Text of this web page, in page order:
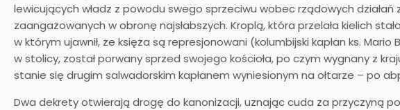
lewicujących władz z powodu swego sprzeciwu wobec rządowych działań
zaangażowanych w obronę najsłabszych. Kroplą, która przelała kielich
w którym ujawnił, że księża są represjonowani (kolumbijski kapłan ks. Mario
w stolicy, został porwany sprzed swojego kościoła, po czym wygnany z
stanie się drugim salwadorskim kapłanem wyniesionym na ołtarze – po
Dwa dekrety otwierają drogę do kanonizacji, uznając cuda za przyczyną